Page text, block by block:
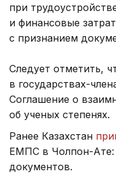
при
и финансовые
с признанием
Следует отметить,
в государствах-
Соглашение о
об ученых степенях.
Ранее Казахстан
ЕМПС в Чолпон-Ате:
документов.